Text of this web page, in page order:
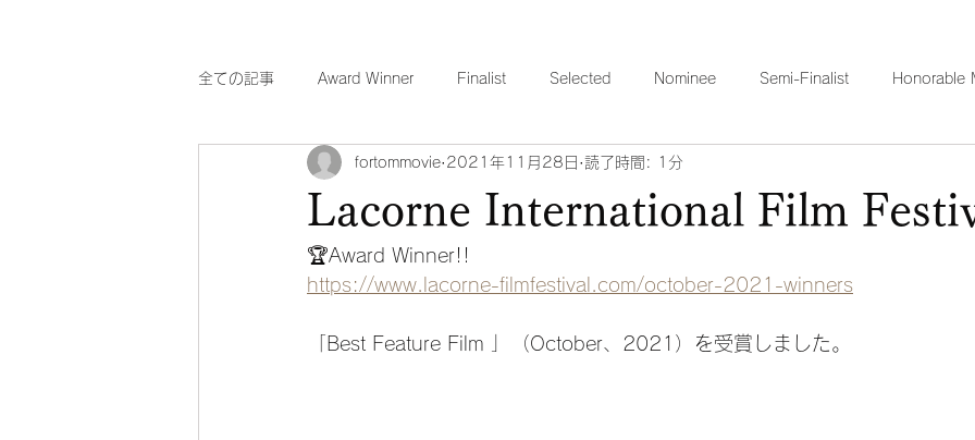
全ての記事 Award Winner Finalist Selected Nominee Semi-Finalist Honorable
Lacorne International Film
fortommovie 2021年11月28日 読了時間: 1分
🏆Award Winner!!
https://www.lacorne-filmfestival.com/october-2021-winners
「Best Feature Film 」（October、2021）を受賞しました。